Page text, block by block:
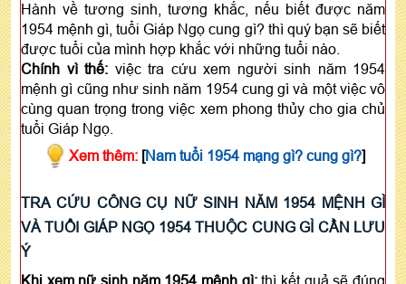
Hành về tương sinh, tương khắc, nếu biết được năm
1954 mệnh gì, tuổi Giáp Ngọ cung gì? thì quý bạn sẽ biết
được tuổi của mình hợp khắc với những tuổi nào.
Chính vì thế: việc tra cứu xem người sinh năm 1954
mệnh gì cũng như sinh năm 1954 cung gì và một việc vô
cùng quan trọng trong việc xem phong thủy cho gia chủ
tuổi Giáp Ngọ.
Xem thêm:[Nam tuổi 1954 mạng gì? cung gì?]
TRA CỨU CÔNG CỤ NỮ SINH NĂM 1954 MỆNH GÌ
VÀ TUỔI GIÁP NGỌ 1954 THUỘC CUNG GÌ CẦN LƯU
Ý
Khi xem nữ sinh năm 1954 mệnh gì:thì kết quả sẽ đúng